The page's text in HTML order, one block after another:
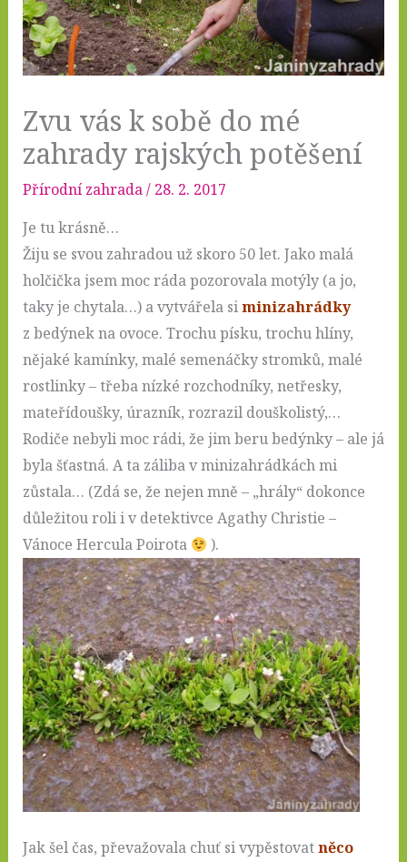
Zvu vás k sobě do mé
zahrady rajských potěšení
Přírodní zahrada/ 28. 2. 2017
Je tu krásně…
Žiju se svou zahradou už skoro 50 let. Jako malá
holčička jsem moc ráda pozorovala motýly (a jo,
taky je chytala…) a vytvářela siminizahrádky
z bedýnek na ovoce. Trochu písku, trochu hlíny,
nějaké kamínky, malé semenáčky stromků, malé
rostlinky – třeba nízké rozchodníky, netřesky,
mateřídoušky, úrazník, rozrazil douškolistý,…
Rodiče nebyli moc rádi, že jim beru bedýnky – ale já
byla šťastná. A ta záliba v minizahrádkách mi
zůstala… (Zdá se, že nejen mně – „hrály“ dokonce
důležitou roli i v detektivce Agathy Christie –
Vánoce Hercula Poirota
).
Jak šel čas, převažovala chuť si vypěstovatněco